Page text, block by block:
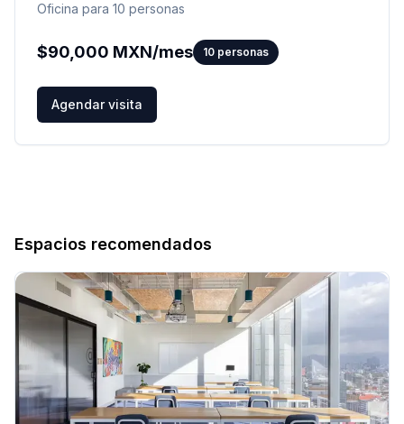
Oficina para 10 personas
$90,000 MXN/mes 10 personas
Agendar visita
Espacios recomendados